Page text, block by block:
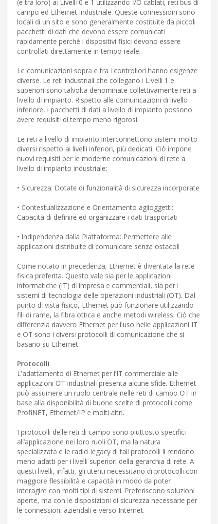
(e tra loro) ai Livelli 0 e 1 utilizzando I/O cablati, reti bus di
campo ed Ethernet industriale. Queste connessioni sono
locali di un sito e sono generalmente costituite da piccoli
pacchetti di dati che devono essere comunicati
rapidamente perché i dispositivi fisici devono essere
controllati direttamente in tempo reale.
Le comunicazioni sopra e tra i controllori hanno esigenze
diverse. Le reti industriali che collegano i Livelli 1 e
superiori sono talvolta denominate collettivamente reti a
livello di impianto. Rispetto alle comunicazioni di livello
inferiore, i pacchetti di dati a livello di impianto possono
avere requisiti di tempo meno rigorosi.
Le reti a livello di impianto interconnettono sistemi molto
diversi rispetto ai livelli inferiori, più dedicati. Ciò impone
nuovi requisiti per le moderne comunicazioni di rete a
livello di impianto industriale:
• Sicurezza: Dotate di funzionalità di sicurezza incorporate
• Contestualizzazione e Orientamento aglioggetti:
Capacità di definire ed organizzare i dati trasportati
• Indipendenza dalla Piattaforma: Permettere alle
applicazioni distribuite di comunicare senza ostacoli
Come notato in precedenza, Ethernet è diventata la rete
fisica preferita. Questo vale sia per le applicazioni
informatiche (IT) di impresa e commerciali, sia per i
sistemi di tecnologia delle operazioni industriali (OT). Dal
punto di vista fisico, Ethernet può funzionare utilizzando
fili di rame, la fibra ottica e anche metodi wireless. Ciò che
differenzia davvero Ethernet per l'uso nelle applicazioni IT
e OT sono i diversi protocolli di comunicazione che si
basano su Ethernet.
Protocolli
L'adattamento di Ethernet per l’IT commerciale alle
applicazioni OT industriali presenta alcune sfide. Ethernet
può assumere un ruolo centrale nelle reti di campo OT in
base alla disponibilità di buone scelte di protocolli come
ProfiNET, Ethernet/IP e molti altri.
I protocolli delle reti di campo sono piuttosto specifici
all’applicazione nei loro ruoli OT, ma la natura
specializzata e le radici legacy di tali protocolli li rendono
meno adatti per i livelli superiori della gerarchia di rete. A
questi livelli, infatti, gli utenti necessitano di protocolli con
maggiore flessibilità e capacità in modo da poter
interagire con molti tipi di sistemi. Preferiscono soluzioni
aperte, ma con le disposizioni di sicurezza necessarie per
le connessioni aziendali e verso Internet.